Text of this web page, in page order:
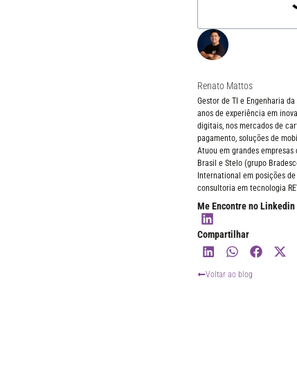
Renato Mattos
Gestor de TI e Engenharia
anos de experiência em
digitais, nos mercados de
pagamento, soluções de
Atuou em grandes empresas
Brasil e Stelo (grupo
International em posições de
consultoria em tecnologia
Me Encontre no Linkedin
Compartilhar
Voltar ao blog